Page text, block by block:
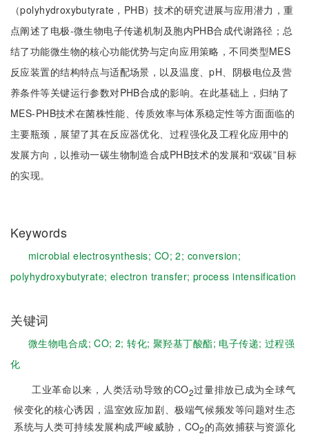
（polyhydroxybutyrate，PHB）技术的研究进展与应用潜力，重
点阐述了电极-微生物电子传递机制及胞内PHB合成代谢路径；总
结了功能微生物的核心功能优势与定向应用策略，不同类型MES
反应装置的结构特点与适配场景，以及温度、pH、阴极电位及营
养条件等关键运行参数对PHB合成的影响。在此基础上，归纳了
MES-PHB技术在菌株性能、传质效率与体系稳定性等方面面临的
主要瓶颈，展望了其在反应器优化、过程强化及工程化应用中的
发展方向，以推动一碳生物制造合成PHB技术的发展和“双碳”目标
的实现。
Keywords
microbial electrosynthesis; CO;2; conversion;
polyhydroxybutyrate; electron transfer; process intensification
关键词
微生物电合成;CO;2;转化;聚羟基丁酸酯; 电子传递; 过程强
化
工业革命以来，人类活动导致的CO2过量排放已成为全球气
候变化的核心诱因，温室效应加剧、极端气候频发等问题对生态
系统与人类可持续发展构成严峻威胁，CO2的高效捕获与资源化